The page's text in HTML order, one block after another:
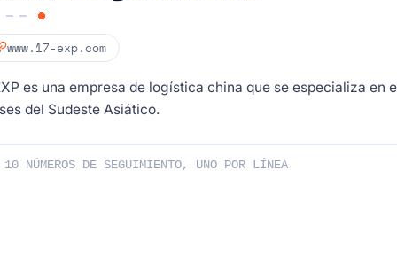
www.17-exp.com
es una empresa de logística china que se especializa en
del Sudeste Asiático.
de seguimiento: